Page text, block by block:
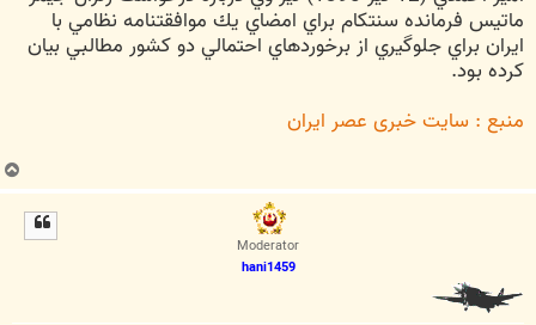
ماتيس فرمانده سنتكام براي امضاي يك موافقتنامه نظامي با
ايران براي جلوگيري از برخوردهاي احتمالي دو كشور مطالبي بيان
كرده بود.
منبع : سایت خبری عصر ایران
Moderator
hani1459